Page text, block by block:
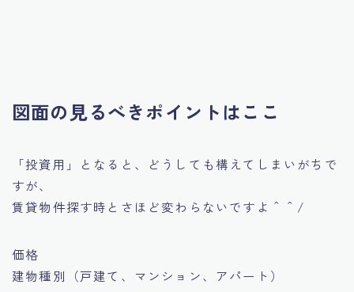
図面の見るべきポイントはここ
「投資用」となると、どうしても構えてしまいがちで
すが、
賃貸物件探す時とさほど変わらないですよ＾＾/
価格
建物種別（戸建て、マンション、アパート）